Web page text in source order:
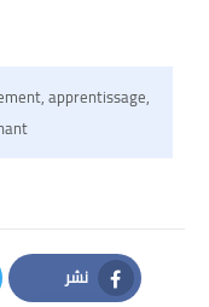
apprentissage,
نشر